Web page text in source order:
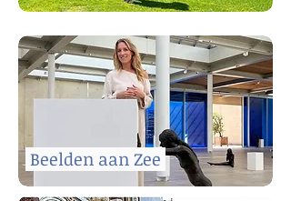
Beelden aan Zee